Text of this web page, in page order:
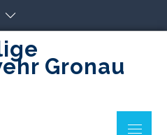
Gronau
Menu